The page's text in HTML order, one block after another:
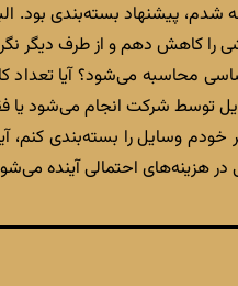
شدم، پیشنهاد بسته‌بندی
را کاهش دهم و از طرف دیگر
محاسبه می‌شود؟ آیا تعداد
توسط شرکت انجام می‌شود
وسایل را بسته‌بندی کنم،
در هزینه‌های احتمالی